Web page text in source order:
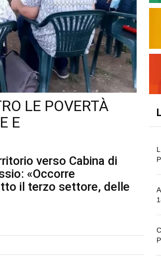
LE POVERTÀ
E
verso Cabina di
«Occorre
il terzo settore, delle